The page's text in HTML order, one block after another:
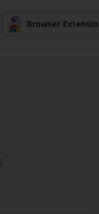
Browser